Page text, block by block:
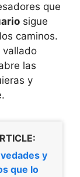
que
sigue
caminos.
vallado
las
y
y
que lo